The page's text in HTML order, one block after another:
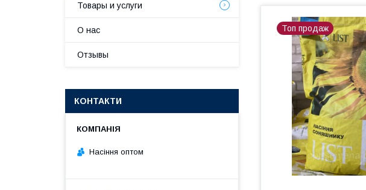
Топ продаж
Товары и услуги
О нас
Отзывы
КОНТАКТИ
Насіння оптом